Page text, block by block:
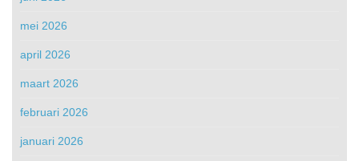
mei 2026
april 2026
maart 2026
februari 2026
januari 2026